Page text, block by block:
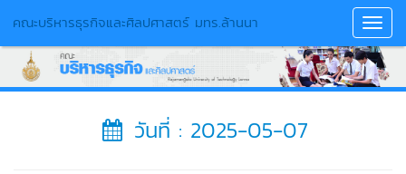
คณะบริหารธุรกิจและศิลปศาสตร์ มทร.ล้านนา
วันที่ : 2025-05-07